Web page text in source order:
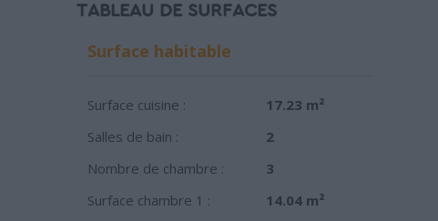
TABLEAU DE SURFACES
Surface habitable
Surface cuisine :
17.23 m²
Salles de bain :
2
Nombre de chambre :
3
Surface chambre 1 :
14.04 m²